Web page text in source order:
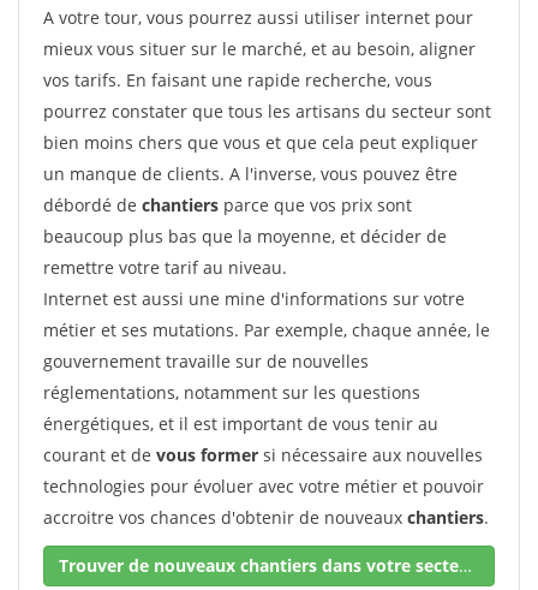
A votre tour, vous pourrez aussi utiliser internet pour
mieux vous situer sur le marché, et au besoin, aligner
vos tarifs. En faisant une rapide recherche, vous
pourrez constater que tous les artisans du secteur sont
bien moins chers que vous et que cela peut expliquer
un manque de clients. A l'inverse, vous pouvez être
débordé de chantiers parce que vos prix sont
beaucoup plus bas que la moyenne, et décider de
remettre votre tarif au niveau.
Internet est aussi une mine d'informations sur votre
métier et ses mutations. Par exemple, chaque année, le
gouvernement travaille sur de nouvelles
réglementations, notamment sur les questions
énergétiques, et il est important de vous tenir au
courant et de vous former si nécessaire aux nouvelles
technologies pour évoluer avec votre métier et pouvoir
accroitre vos chances d'obtenir de nouveaux chantiers.
Trouver de nouveaux chantiers dans votre secteur !